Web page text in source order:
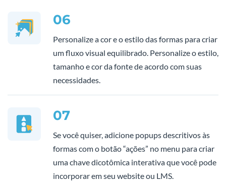
06
Personalize a cor e o estilo das formas para criar
um fluxo visual equilibrado. Personalize o estilo,
tamanho e cor da fonte de acordo com suas
necessidades.
07
Se você quiser, adicione popups descritivos às
formas com o botão “ações” no menu para criar
uma chave dicotômica interativa que você pode
incorporar em seu website ou LMS.